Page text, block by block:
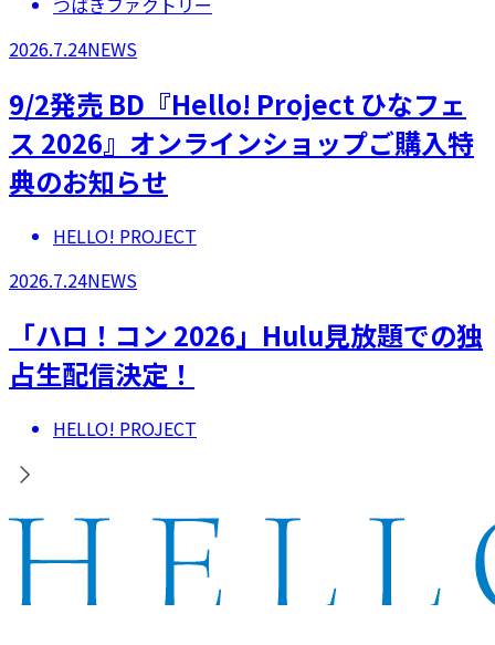
2026.7.24NEWS
9/2発売 BD『Hello! Project ひなフェ
ス 2026』オンラインショップご購入特
典のお知らせ
HELLO! PROJECT
2026.7.24NEWS
「ハロ！コン 2026」Hulu見放題での独
占生配信決定！
HELLO! PROJECT